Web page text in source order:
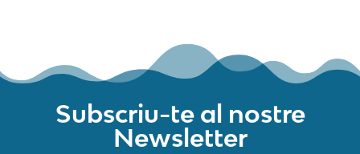
Subscriu-te al nostre
Newsletter